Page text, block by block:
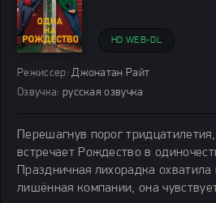
HD WEB-DL
Режиссер: Джонатан Райт
Озвучка: русская озвучка
Перешагнув порог
встречает Рождество в
Праздничная лихорадка охватила
лишённая компании, она